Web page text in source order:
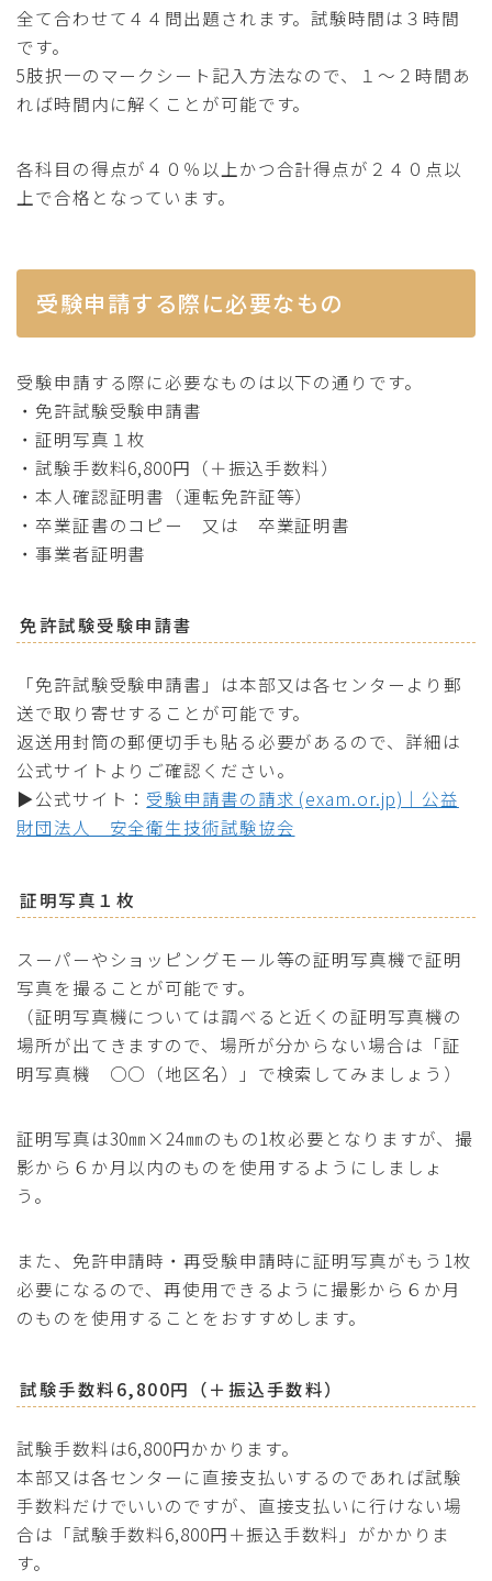
全て合わせて４４問出題されます。試験時間は３時間
です。
5肢択一のマークシート記入方法なので、１～２時間あ
れば時間内に解くことが可能です。
各科目の得点が４０％以上かつ合計得点が２４０点以
上で合格となっています。
受験申請する際に必要なもの
受験申請する際に必要なものは以下の通りです。
・免許試験受験申請書
・証明写真１枚
・試験手数料6,800円（＋振込手数料）
・本人確認証明書（運転免許証等）
・卒業証書のコピー 又は 卒業証明書
・事業者証明書
免許試験受験申請書
「免許試験受験申請書」は本部又は各センターより郵
送で取り寄せすることが可能です。
返送用封筒の郵便切手も貼る必要があるので、詳細は
公式サイトよりご確認ください。
▶公式サイト： 受験申請書の請求 (exam.or.jp)｜公益
財団法人 安全衛生技術試験協会
証明写真１枚
スーパーやショッピングモール等の証明写真機で証明
写真を撮ることが可能です。
（証明写真機については調べると近くの証明写真機の
場所が出てきますので、場所が分からない場合は「証
明写真機 ○○（地区名）」で検索してみましょう）
証明写真は30㎜×24㎜のもの1枚必要となりますが、撮
影から６か月以内のものを使用するようにしましょ
う。
また、免許申請時・再受験申請時に証明写真がもう1枚
必要になるので、再使用できるように撮影から６か月
のものを使用することをおすすめします。
試験手数料6,800円（＋振込手数料）
試験手数料は6,800円かかります。
本部又は各センターに直接支払いするのであれば試験
手数料だけでいいのですが、直接支払いに行けない場
合は「試験手数料6,800円＋振込手数料」がかかりま
す。